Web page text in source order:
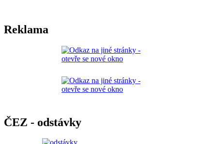
Reklama
ČEZ - odstávky